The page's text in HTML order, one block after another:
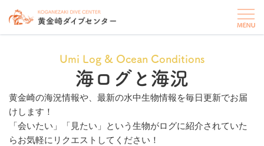
Umi Log & Ocean Conditions
海ログと海況
黄金崎の海況情報や、最新の水中生物情報を毎日更新でお届
けします！
「会いたい」「見たい」という生物がログに紹介されていた
らお気軽にリクエストしてください！